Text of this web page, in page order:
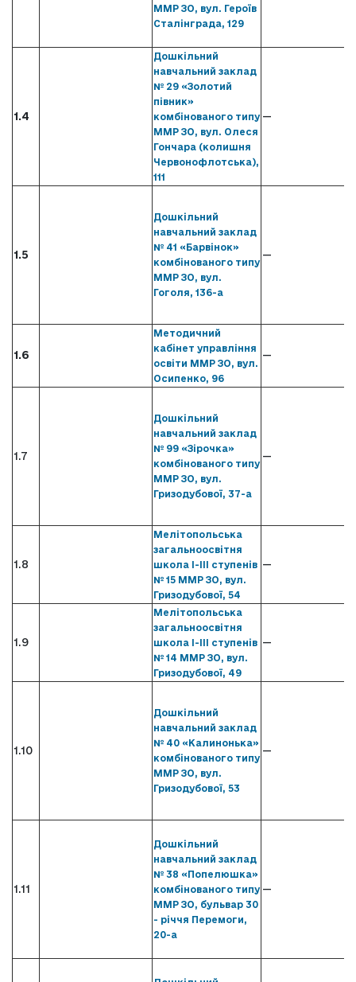
ММР ЗО, вул. Героїв
Сталінграда, 129
1.4
Дошкільний
навчальний заклад
№ 29 «Золотий
півник»
комбінованого типу
ММР ЗО, вул. Олеся
Гончара (колишня
Червонофлотська),
111
—
1.5
Дошкільний
навчальний заклад
№ 41 «Барвінок»
комбінованого типу
ММР ЗО, вул.
Гоголя, 136-а
—
1.6
Методичний
кабінет управління
освіти ММР ЗО, вул.
Осипенко, 96
—
1.7
Дошкільний
навчальний заклад
№ 99 «Зірочка»
комбінованого типу
ММР ЗО, вул.
Гризодубової, 37-а
—
1.8
Мелітопольська
загальноосвітня
школа І-ІІІ ступенів
№ 15 ММР ЗО, вул.
Гризодубової, 54
—
1.9
Мелітопольська
загальноосвітня
школа І-ІІІ ступенів
№ 14 ММР ЗО, вул.
Гризодубової, 49
—
1.10
Дошкільний
навчальний заклад
№ 40 «Калинонька»
комбінованого типу
ММР ЗО, вул.
Гризодубової, 53
—
1.11
Дошкільний
навчальний заклад
№ 38 «Попелюшка»
комбінованого типу
ММР ЗО, бульвар 30
- річчя Перемоги,
20-а
—